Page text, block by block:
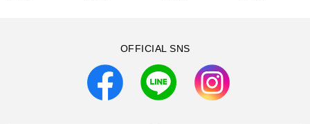
OFFICIAL SNS